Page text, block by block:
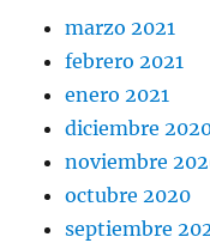
marzo 2021
febrero 2021
enero 2021
diciembre
noviembre
octubre 2020
septiembre